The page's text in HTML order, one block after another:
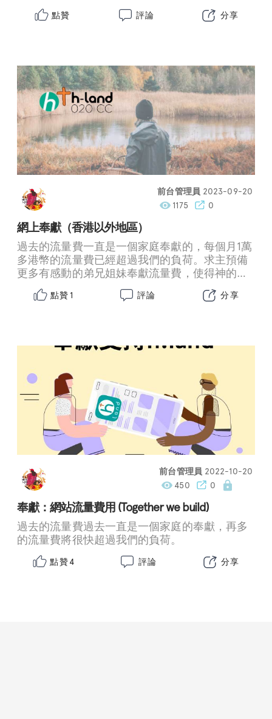
點贊 評論 分享
前台管理員 2023-09-20
1175
0
網上奉獻（香港以外地區）
過去的流量費一直是一個家庭奉獻的，每個月1萬
多港幣的流量費已經超過我們的負荷。求主預備
更多有感動的弟兄姐妹奉獻流量費，使得神的話
語藉著祂的僕人的預備（文字/音頻和視頻），餵
養主的羊群。
點贊 1 評論 分享
前台管理員 2022-10-20
450
0
奉獻：網站流量費用 (Together we build)
過去的流量費過去一直是一個家庭的奉獻，再多
的流量費將很快超過我們的負荷。
點贊4 評論 分享